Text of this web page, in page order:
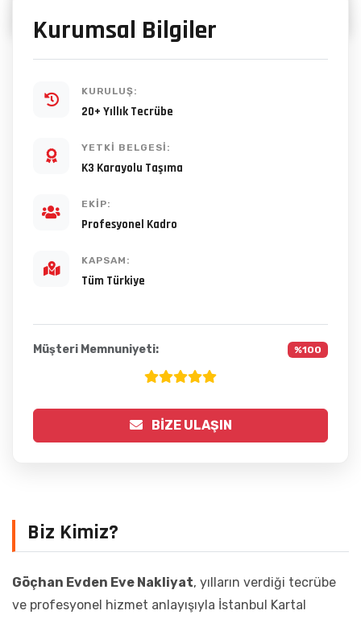
Kurumsal Bilgiler
KURULUŞ:
20+ Yıllık Tecrübe
YETKI BELGESI:
K3 Karayolu Taşıma
EKIP:
Profesyonel Kadro
KAPSAM:
Tüm Türkiye
Müşteri Memnuniyeti: %100
BIZE ULAŞIN
Biz Kimiz?
Göçhan Evden Eve Nakliyat, yılların verdiği tecrübe
ve profesyonel hizmet anlayışıyla İstanbul Kartal